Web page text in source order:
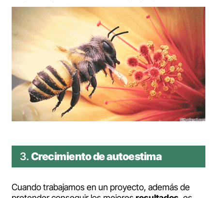
3.Crecimiento de autoestima
Cuando trabajamos en un proyecto, además de